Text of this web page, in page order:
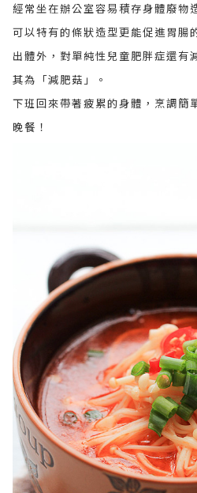
經常坐在辦公室容易積存身體廢物
可以特有的條狀造型更能促進胃腸
出體外，對單純性兒童肥胖症還有
其為「減肥菇」。
下班回來帶著疲累的身體，烹調簡
晚餐！